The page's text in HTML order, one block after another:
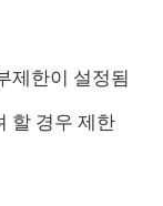
제한이 설정됨
할 경우 제한